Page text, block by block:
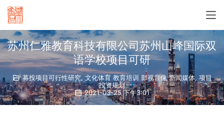
苏州仁雅教育科技有限公司苏州山峰国际双
语学校项目可研
募投项目可行性研究, 文化体育 教育培训 影视音像 新闻媒体, 项目
投资规划
2021-03-25 下午3:01